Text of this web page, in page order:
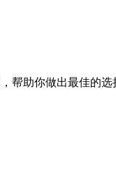
助你做出最佳的选